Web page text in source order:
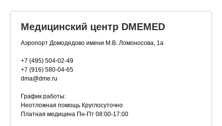
Медицинский центр DMEMED
Аэропорт Домодедово имени М.В. Ломоносова, 1а
+7 (495) 504-02-49
+7 (916) 580-04-65
dma@dme.ru
График работы:
Неотложная помощь Круглосуточно
Платная медицина Пн-Пт 08:00-17:00